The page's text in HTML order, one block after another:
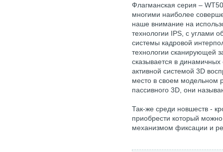
Флагманская серия –
многими наиболее
наше внимание на
технологии IPS, с углами
системы кадровой
технологии сканирующей
сказывается в
активной системой 3D
место в своем модельном
пассивного 3D, они
Так-же среди новшеств -
приобрести который
механизмом фиксации и